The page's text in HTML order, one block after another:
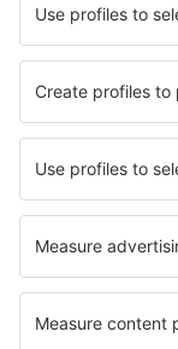
Mejor Precio
Aplicación móvil
Aerolíneas
Ryanair
Vueling
Air Europa
Wizz Air
Sobre eSky
Términos y